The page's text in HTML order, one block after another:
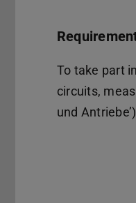
To take part
circuits,
und